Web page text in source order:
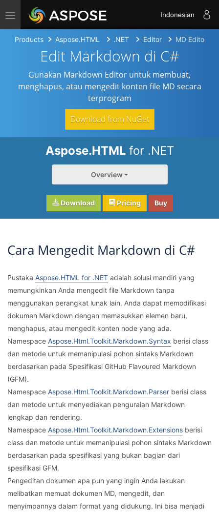
Toggle navigation Indonesian
Products Aspose.HTML .NET Editor MD Editor
Edit Markdown di C#
Gunakan Markdown Editor untuk membuat,
menghapus, atau mengedit konten file MD secara
terprogram
Download from NuGet
Aspose.HTML for .NET
Overview
Download Pricing Buy
Cara Mengedit Markdown di C#
Pustaka Aspose.HTML for .NET adalah solusi mandiri yang
memungkinkan Anda mengedit file Markdown tanpa
menggunakan perangkat lunak lain. Anda dapat memodifikasi
dokumen Markdown dengan memasukkan elemen baru,
menghapus, atau mengedit konten node yang ada.
Namespace Aspose.Html.Toolkit.Markdown.Syntax berisi class
dan metode untuk memanipulasi pohon sintaks Markdown
berdasarkan pada Spesifikasi GitHub Flavoured Markdown
(GFM).
Namespace Aspose.Html.Toolkit.Markdown.Parser berisi class
dan metode untuk menyediakan penguraian Markdown
lengkap dan rendering.
Namespace Aspose.Html.Toolkit.Markdown.Extensions berisi
class dan metode untuk memanipulasi pohon sintaks Markdown
berdasarkan pada spesifikasi yang bukan bagian dari
spesifikasi GFM.
Pengeditan dokumen apa pun yang ingin Anda lakukan
melibatkan memuat dokumen MD, mengedit, dan
menyimpannya dalam format yang didukung. Ini bisa menjadi